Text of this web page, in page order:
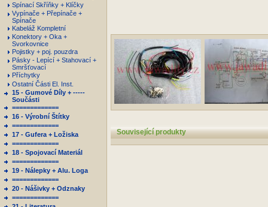
Spínací Skříňky + Klíčky
Vypínače + Přepínače +
Spínače
Kabeláž Kompletní
Konektory + Oka +
Svorkovnice
Pojistky + poj. pouzdra
Pásky - Lepící + Stahovací +
Smršťovací
Příchytky
Ostatní Části El. Inst.
15 - Gumové Díly + -----
Součásti
=============
16 - Výrobní Štítky
=============
17 - Gufera + Ložiska
=============
18 - Spojovací Materiál
=============
19 - Nálepky + Alu. Loga
=============
20 - Nášivky + Odznaky
=============
Související produkty